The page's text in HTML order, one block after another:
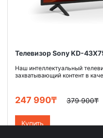
Телевизор Sony KD-
Наш интеллектуальный
захватывающий контент в
247 990₸ 379 900₸
Купить